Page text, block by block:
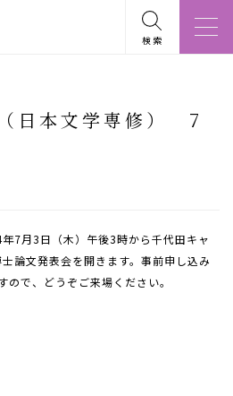
検索
日本文学専修） 7
7月3日（木）午後3時から千代田キャ
論文発表会を開きます。事前申し込み
で、どうぞご来場ください。